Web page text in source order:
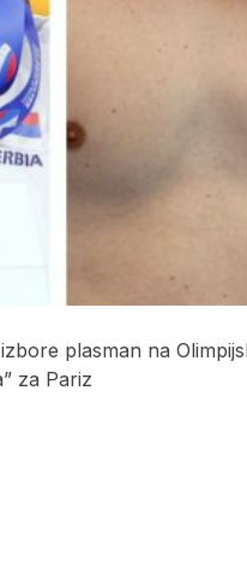
plasman na
za Pariz